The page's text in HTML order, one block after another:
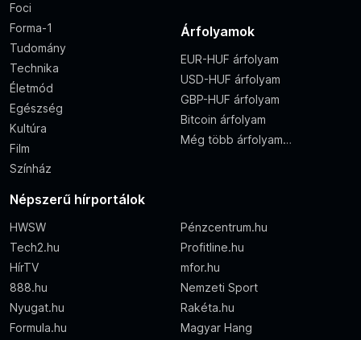
Foci
Forma-1
Tudomány
Technika
Életmód
Egészség
Kultúra
Film
Színház
Árfolyamok
EUR-HUF árfolyam
USD-HUF árfolyam
GBP-HUF árfolyam
Bitcoin árfolyam
Még több árfolyam…
Népszerű hírportálok
HWSW
Pénzcentrum.hu
Tech2.hu
Profitline.hu
HírTV
mfor.hu
888.hu
Nemzeti Sport
Nyugat.hu
Rakéta.hu
Formula.hu
Magyar Hang